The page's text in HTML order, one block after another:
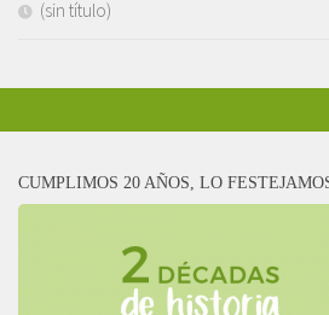
(sin título)
CUMPLIMOS 20 AÑOS, LO